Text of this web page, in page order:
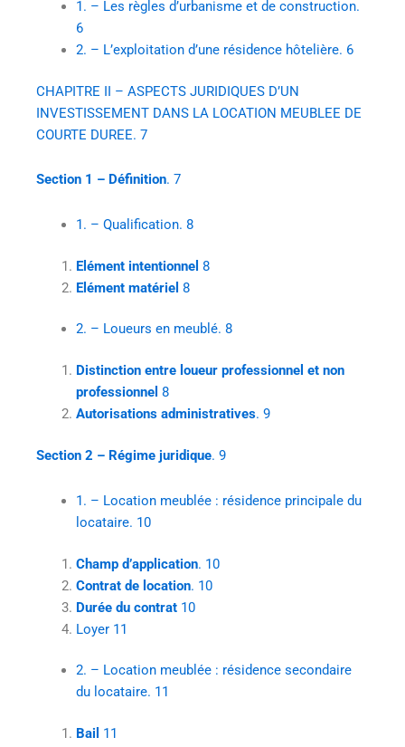
1. – Les règles d’urbanisme et de construction.
6
2. – L’exploitation d’une résidence hôtelière. 6
CHAPITRE II – ASPECTS JURIDIQUES D’UN
INVESTISSEMENT DANS LA LOCATION MEUBLEE DE
COURTE DUREE. 7
Section 1 – Définition. 7
1. – Qualification. 8
Elément intentionnel 8
Elément matériel 8
2. – Loueurs en meublé. 8
Distinction entre loueur professionnel et non
professionnel 8
Autorisations administratives. 9
Section 2 – Régime juridique. 9
1. – Location meublée : résidence principale du
locataire. 10
Champ d’application. 10
Contrat de location. 10
Durée du contrat10
Loyer 11
2. – Location meublée : résidence secondaire
du locataire. 11
Bail 11